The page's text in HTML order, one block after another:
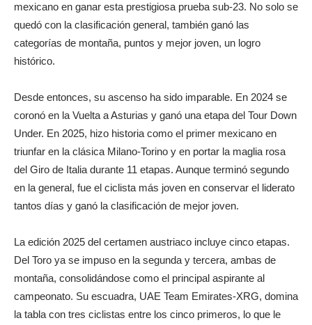
mexicano en ganar esta prestigiosa prueba sub-23. No solo se
quedó con la clasificación general, también ganó las
categorías de montaña, puntos y mejor joven, un logro
histórico.
Desde entonces, su ascenso ha sido imparable. En 2024 se
coronó en la Vuelta a Asturias y ganó una etapa del Tour Down
Under. En 2025, hizo historia como el primer mexicano en
triunfar en la clásica Milano-Torino y en portar la maglia rosa
del Giro de Italia durante 11 etapas. Aunque terminó segundo
en la general, fue el ciclista más joven en conservar el liderato
tantos días y ganó la clasificación de mejor joven.
La edición 2025 del certamen austriaco incluye cinco etapas.
Del Toro ya se impuso en la segunda y tercera, ambas de
montaña, consolidándose como el principal aspirante al
campeonato. Su escuadra, UAE Team Emirates-XRG, domina
la tabla con tres ciclistas entre los cinco primeros, lo que le